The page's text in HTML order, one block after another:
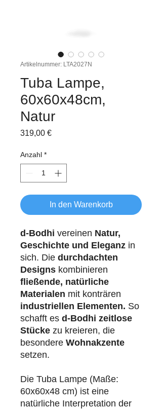
Artikelnummer: LTA2027N
Tuba Lampe,
60x60x48cm,
Natur
319,00 €Preis
Anzahl *
In den Warenkorb
d-Bodhi vereinen Natur,
Geschichte und Eleganz in
sich. Die durchdachten
Designs kombinieren
fließende, natürliche
Materialen mit konträren
industriellen Elementen. So
schafft es d-Bodhi zeitlose
Stücke zu kreieren, die
besondere Wohnakzente
setzen.
Die Tuba Lampe (Maße:
60x60x48 cm) ist eine
natürliche Interpretation der